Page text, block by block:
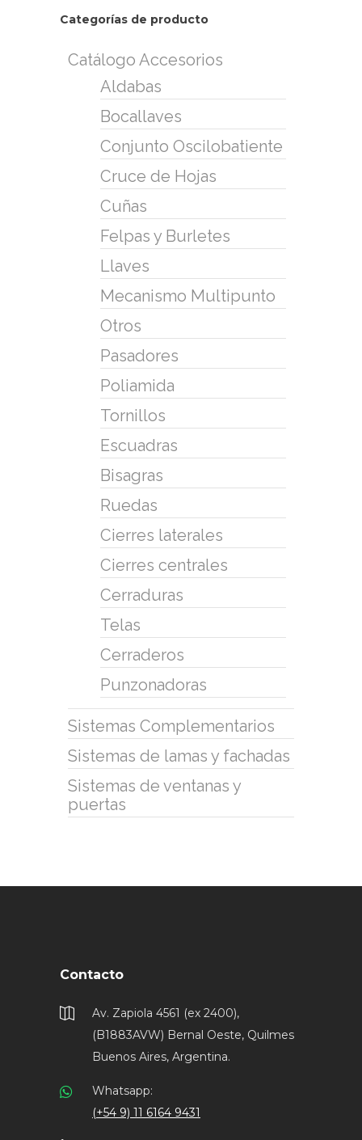
Categorías de producto
Catálogo Accesorios
Aldabas
Bocallaves
Conjunto Oscilobatiente
Cruce de Hojas
Cuñas
Felpas y Burletes
Llaves
Mecanismo Multipunto
Otros
Pasadores
Poliamida
Tornillos
Escuadras
Bisagras
Ruedas
Cierres laterales
Cierres centrales
Cerraduras
Telas
Cerraderos
Punzonadoras
Sistemas Complementarios
Sistemas de lamas y fachadas
Sistemas de ventanas y
puertas
Contacto
Av. Zapiola 4561 (ex 2400),
(B1883AVW) Bernal Oeste, Quilmes
Buenos Aires, Argentina.
Whatsapp:
(+54 9) 11 6164 9431